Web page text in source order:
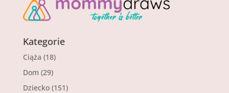
Kategorie
Ciąża (18)
Dom (29)
Dziecko(151)